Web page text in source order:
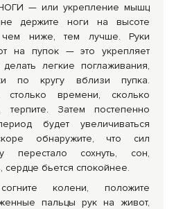
— или укрепление мышц
держите ноги на высоте
чем ниже, тем лучше. Руки
на пупок — это укрепляет
легкие поглаживания,
по кругу вблизи пупка.
столько времени, сколько
терпите. Затем постепенно
будет увеличиваться
обнаружите, что сил
перестало сохнуть, сон,
сердце бьется спокойнее.
колени, положите
пальцы рук на живот,